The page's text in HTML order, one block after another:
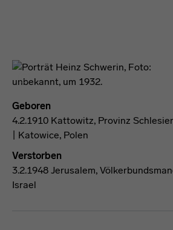
Geboren
4.2.1910 Kattowitz, Provinz
| Katowice, Polen
Verstorben
3.2.1948 Jerusalem,
Israel